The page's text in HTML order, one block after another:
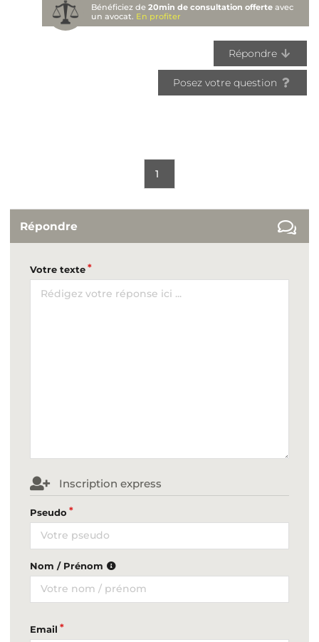
Bénéficiez de20min de consultation offerte avec
un avocat. En profiter
Répondre
Posez votre question
1
Répondre
Votre texte
Inscription express
Pseudo
Nom / Prénom
Email